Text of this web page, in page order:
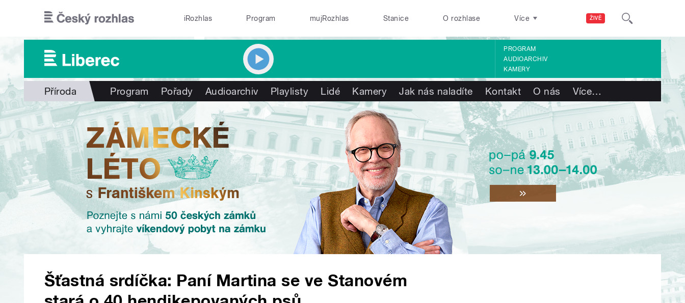
ŽIVĚ
iRozhlas Program mujRozhlas Stanice O rozhlase Více
PROGRAM
AUDIOARCHIV
KAMERY
Příroda Program Pořady Audioarchiv Playlisty Lidé Kamery Jak nás naladíte Kontakt O nás Více…
Šťastná srdíčka: Paní Martina se ve Stanovém